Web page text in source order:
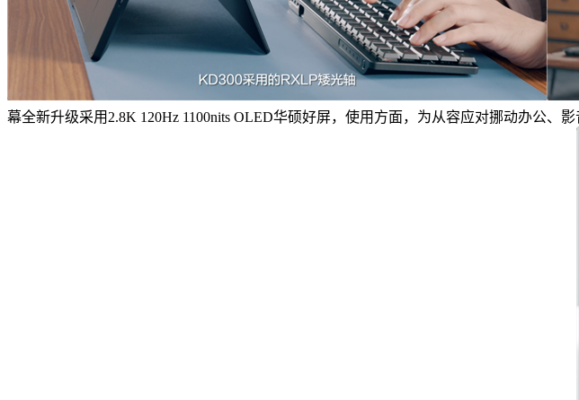
幕全新升级采用2.8K 120Hz 1100nits OLED华硕好屏，使用方面，为从容应对挪动办公